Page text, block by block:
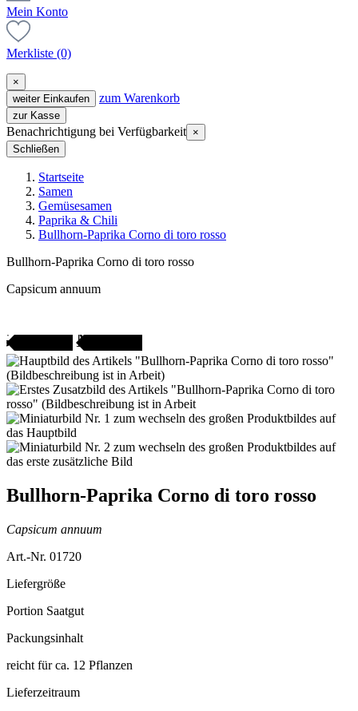
Mein Konto
Merkliste (0)
×
weiter Einkaufen
zum Warenkorb
zur Kasse
Benachrichtigung bei Verfügbarkeit ×
Schließen
Startseite
Samen
Gemüsesamen
Paprika & Chili
Bullhorn-Paprika Corno di toro rosso
Bullhorn-Paprika Corno di toro rosso
Capsicum annuum
SAMENFEST
Bullhorn-Paprika Corno di toro rosso
Capsicum annuum
Art.-Nr. 01720
Liefergröße
Portion Saatgut
Packungsinhalt
reicht für ca. 12 Pflanzen
Lieferzeitraum